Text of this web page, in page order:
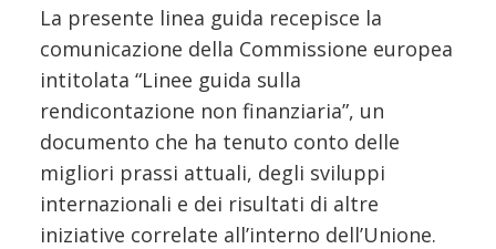
La presente linea guida recepisce la
comunicazione della Commissione europea
intitolata “Linee guida sulla
rendicontazione non finanziaria”, un
documento che ha tenuto conto delle
migliori prassi attuali, degli sviluppi
internazionali e dei risultati di altre
iniziative correlate all’interno dell’Unione.